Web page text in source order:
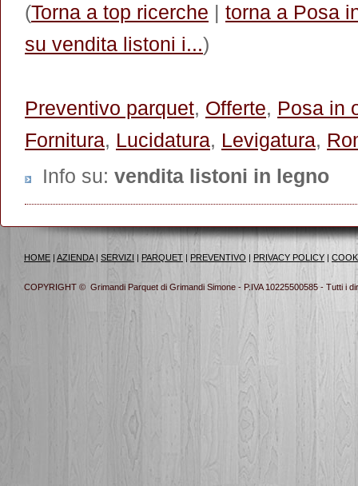
(Torna a top ricerche | torna a Posa
su vendita listoni i...)
Preventivo parquet, Offerte, Posa in
Fornitura, Lucidatura, Levigatura,
Info su: vendita listoni in legno
HOME | AZIENDA| SERVIZI | PARQUET | PREVENTIVO | PRIVACY POLICY |
COPYRIGHT © Grimandi Parquet di Grimandi Simone - P.IVA 10225500585 - Tutti i